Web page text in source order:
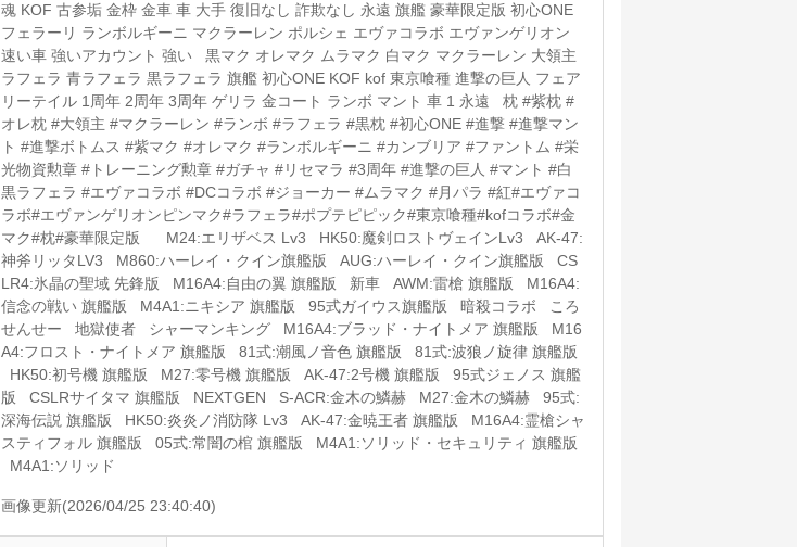
魂 KOF 古参垢 金枠 金車 車 大手 復旧なし 詐欺なし 永遠 旗艦 豪華限定版 初心ONE
フェラーリ ランボルギーニ マクラーレン ポルシェ エヴァコラボ エヴァンゲリオン
速い車 強いアカウント 強い 黒マク オレマク ムラマク 白マク マクラーレン 大領主
ラフェラ 青ラフェラ 黒ラフェラ 旗艦 初心ONE KOF kof 東京喰種 進撃の巨人 フェア
リーテイル 1周年 2周年 3周年 ゲリラ 金コート ランボ マント 車 1 永遠 枕 #紫枕 #
オレ枕 #大領主 #マクラーレン #ランボ #ラフェラ #黒枕 #初心ONE #進撃 #進撃マン
ト #進撃ボトムス #紫マク #オレマク #ランボルギーニ #カンブリア #ファントム #栄
光物資勲章 #トレーニング勲章 #ガチャ #リセマラ #3周年 #進撃の巨人 #マント #白
黒ラフェラ #エヴァコラボ #DCコラボ #ジョーカー #ムラマク #月パラ #紅#エヴァコ
ラボ#エヴァンゲリオンピンマク#ラフェラ#ポプテピピック#東京喰種#kofコラボ#金
マク#枕#豪華限定版 M24:エリザベス Lv3 HK50:魔剣ロストヴェインLv3 AK-47:
神斧リッタLV3 M860:ハーレイ・クイン旗艦版 AUG:ハーレイ・クイン旗艦版 CS
LR4:氷晶の聖域 先鋒版 M16A4:自由の翼 旗艦版 新車 AWM:雷槍 旗艦版 M16A4:
信念の戦い 旗艦版 M4A1:ニキシア 旗艦版 95式ガイウス旗艦版 暗殺コラボ ころ
せんせー 地獄使者 シャーマンキング M16A4:ブラッド・ナイトメア 旗艦版 M16
A4:フロスト・ナイトメア 旗艦版 81式:潮風ノ音色 旗艦版 81式:波狼ノ旋律 旗艦版
HK50:初号機 旗艦版 M27:零号機 旗艦版 AK-47:2号機 旗艦版 95式ジェノス 旗艦
版 CSLRサイタマ 旗艦版 NEXTGEN S-ACR:金木の鱗赫 M27:金木の鱗赫 95式:
深海伝説 旗艦版 HK50:炎炎ノ消防隊 Lv3 AK-47:金暁王者 旗艦版 M16A4:霊槍シャ
スティフォル 旗艦版 05式:常闇の棺 旗艦版 M4A1:ソリッド・セキュリティ 旗艦版
M4A1:ソリッド
画像更新(2026/04/25 23:40:40)